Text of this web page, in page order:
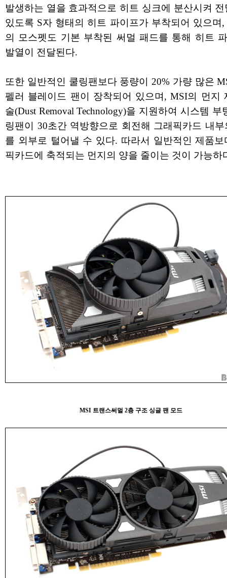
발생하는 열을 효과적으로 히트 싱크에 분산시켜
있도록 S자 형태의 히트 파이프가 부착되어 있으며
의 모스펫도 기본 부착된 써멀 패드를 통해 히트
발열이 전달된다.
또한 일반적인 쿨링팬보다 풍량이 20% 가량 많은
펠러 블레이드 팬이 장착되어 있으며, MSI의 먼지
술(Dust Removal Technology)을 지원하여 시스템 부
링팬이 30초간 역방향으로 회전해 그래픽카드 내부
를 외부로 털어낼 수 있다. 따라서 일반적인 제품보
픽카드에 축적되는 먼지의 양을 줄이는 것이 가능하
MSI 트랜스써멀 2층 구조 싱글 팬 모드